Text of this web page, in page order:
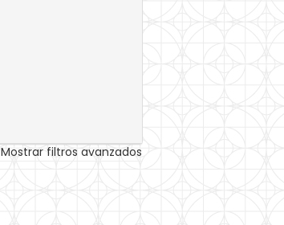
Mostrar filtros avanzados